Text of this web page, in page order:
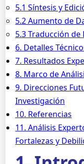
5.1 Síntesis y
5.2 Aumento de
5.3 Traducción
6. Detalles
7. Resultados
8. Marco de
9. Direcciones
Investigación
10. Referencias
11. Análisis
Fortalezas y